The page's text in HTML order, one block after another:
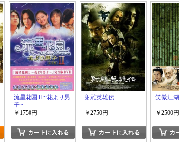
流星花園 II ~花より男
子~
￥1750円
射雕英雄伝
￥2750円
笑傲江湖
￥2500円